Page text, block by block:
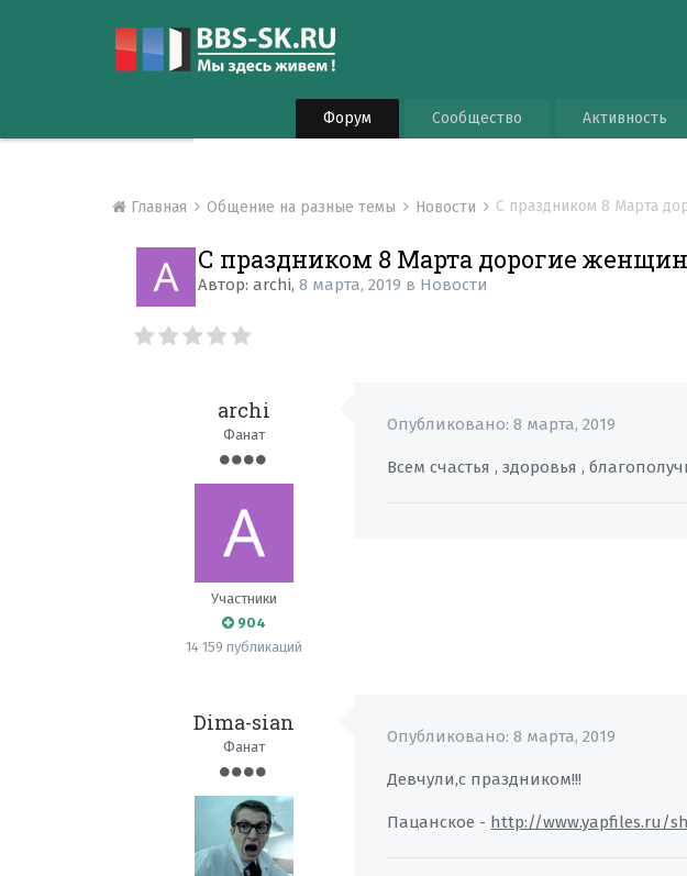
Форум Сообщество Активность
Главная Общение на разные темы Новости С праздником 8 Марта
С праздником 8 Марта дорогие
Автор:archi,8 марта, 2019 в Новости
archi
Фанат
Участники
904
14 159 публикаций
Опубликовано:8 марта, 2019
Всем счастья , здоровья ,
Dima-sian
Фанат
Опубликовано:8 марта, 2019
Девчули,с праздником!!!
Пацанское - http://www.yapfiles.ru/